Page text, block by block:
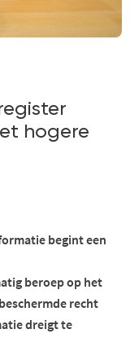
hogere
begint een
beroep op het
recht
dreigtte